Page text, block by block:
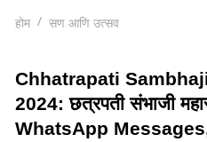
होम सण आणि उत्सव
Chhatrapati
2024: छत्रपती संभाजी
WhatsApp